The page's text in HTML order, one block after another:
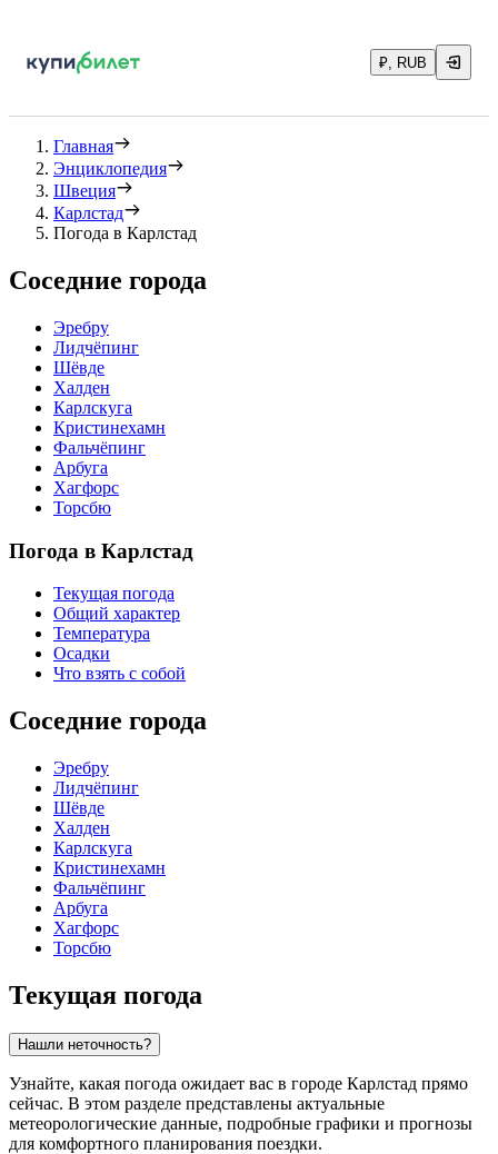
₽, RUB
Главная
Энциклопедия
Швеция
Карлстад
Погода в Карлстад
Соседние города
Эребру
Лидчёпинг
Шёвде
Халден
Карлскуга
Кристинехамн
Фальчёпинг
Арбуга
Хагфорс
Торсбю
Погода в Карлстад
Текущая погода
Общий характер
Температура
Осадки
Что взять с собой
Соседние города
Эребру
Лидчёпинг
Шёвде
Халден
Карлскуга
Кристинехамн
Фальчёпинг
Арбуга
Хагфорс
Торсбю
Текущая погода
Нашли неточность?
Узнайте, какая погода ожидает вас в городе Карлстад прямо
сейчас. В этом разделе представлены актуальные
метеорологические данные, подробные графики и прогнозы
для комфортного планирования поездки.